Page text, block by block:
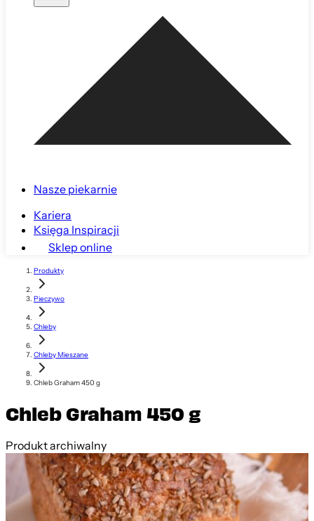
Nasze piekarnie
Kariera
Księga Inspiracji
Sklep online
Produkty
Pieczywo
Chleby
Chleby Mieszane
Chleb Graham 450 g
Chleb Graham 450 g
Produkt archiwalny